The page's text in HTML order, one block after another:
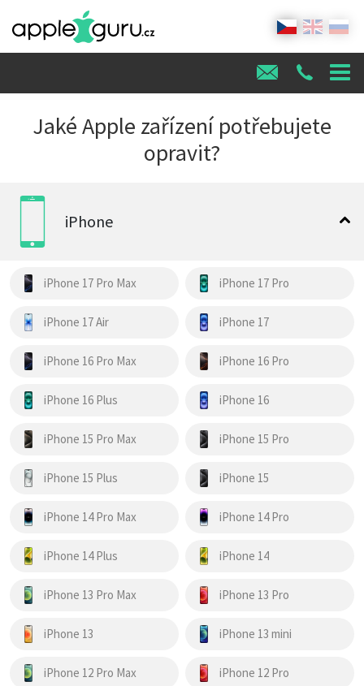
Jaké Apple zařízení potřebujete
opravit?
iPhone
iPhone 17 Pro Max iPhone 17 Pro
iPhone 17 Air iPhone 17
iPhone 16 Pro Max iPhone 16 Pro
iPhone 16 Plus iPhone 16
iPhone 15 Pro Max iPhone 15 Pro
iPhone 15 Plus iPhone 15
iPhone 14 Pro Max iPhone 14 Pro
iPhone 14 Plus iPhone 14
iPhone 13 Pro Max iPhone 13 Pro
iPhone 13 iPhone 13 mini
iPhone 12 Pro Max iPhone 12 Pro